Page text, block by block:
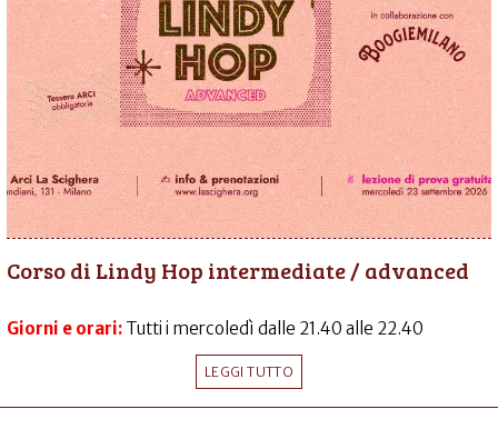
Corso di Lindy Hop intermediate / advanced
Giorni e orari: Tutti i mercoledì dalle 21.40 alle 22.40
LEGGI TUTTO